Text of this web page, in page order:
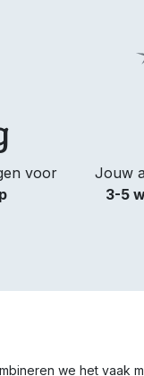
voor
Jouw
3-5
we het vaak